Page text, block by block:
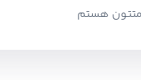
هستم